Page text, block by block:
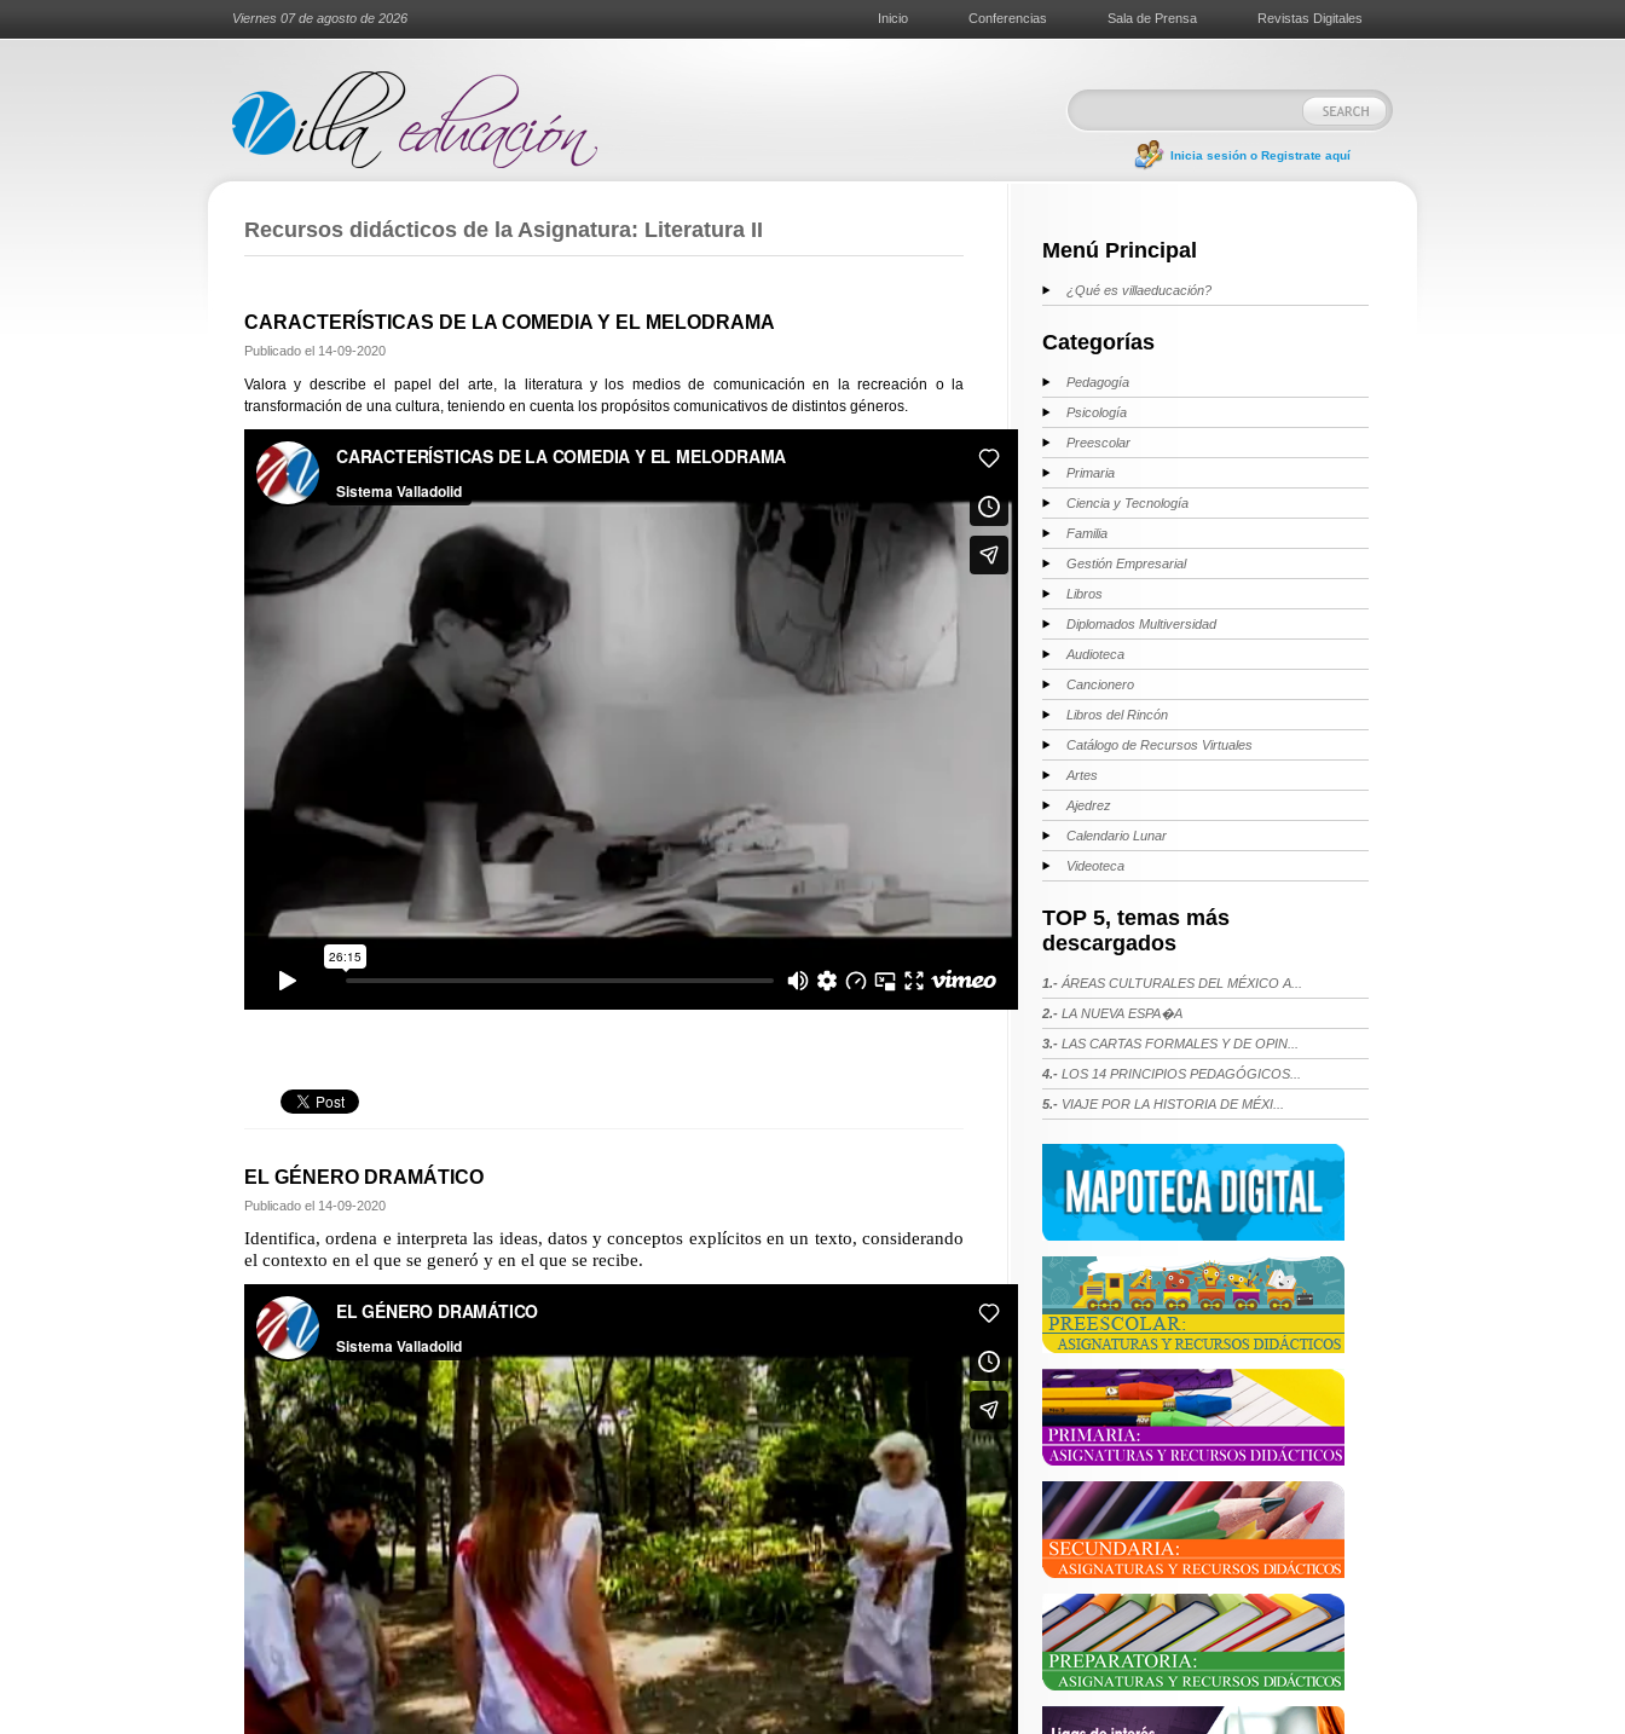
Viernes 07 de agosto de 2026 Inicio Conferencias Sala de Prensa Revistas Digitales
Inicia sesión o Registrate aquí
Recursos didácticos de la Asignatura: Literatura II
CARACTERÍSTICAS DE LA COMEDIA Y EL MELODRAMA
Publicado el 14-09-2020
Valora y describe el papel del arte, la literatura y los medios de comunicación en la recreación o la
transformación de una cultura, teniendo en cuenta los propósitos comunicativos de distintos géneros.
EL GÉNERO DRAMÁTICO
Publicado el 14-09-2020
Identifica, ordena e interpreta las ideas, datos y conceptos explícitos en un texto, considerando
el contexto en el que se generó y en el que se recibe.
Menú Principal
¿Qué es villaeducación?
Categorías
Pedagogía
Psicología
Preescolar
Primaria
Ciencia y Tecnología
Familia
Gestión Empresarial
Libros
Diplomados Multiversidad
Audioteca
Cancionero
Libros del Rincón
Catálogo de Recursos Virtuales
Artes
Ajedrez
Calendario Lunar
Videoteca
TOP 5, temas más
descargados
1.- ÁREAS CULTURALES DEL MÉXICO A...
2.- LA NUEVA ESPA�A
3.- LAS CARTAS FORMALES Y DE OPIN...
4.- LOS 14 PRINCIPIOS PEDAGÓGICOS...
5.- VIAJE POR LA HISTORIA DE MÉXI...